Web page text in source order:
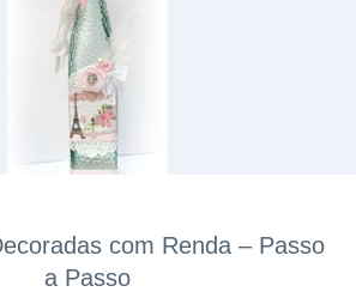
com Renda – Passo
a Passo